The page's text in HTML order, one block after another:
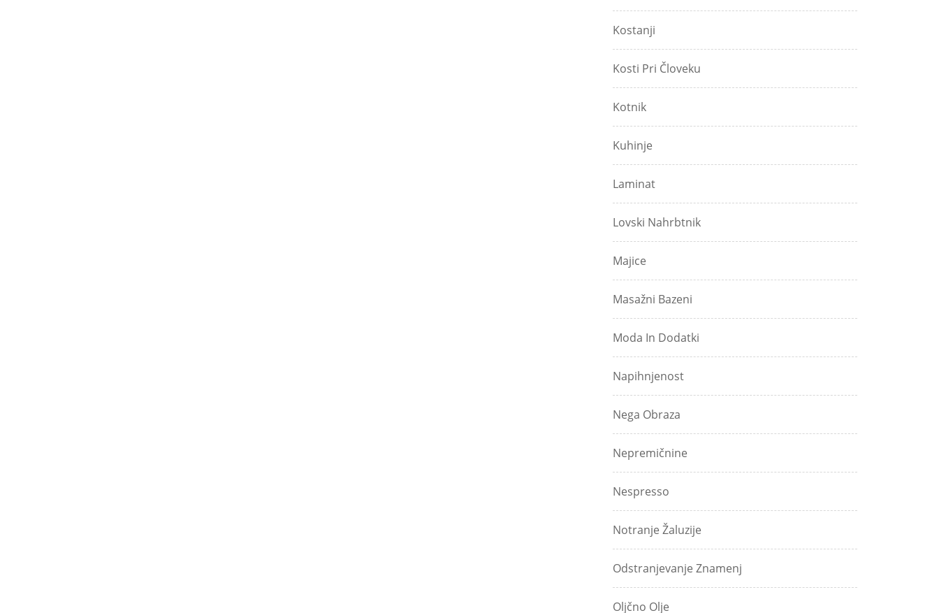
Kostanji
Kosti Pri Človeku
Kotnik
Kuhinje
Laminat
Lovski Nahrbtnik
Majice
Masažni Bazeni
Moda In Dodatki
Napihnjenost
Nega Obraza
Nepremičnine
Nespresso
Notranje Žaluzije
Odstranjevanje Znamenj
Oljčno Olje